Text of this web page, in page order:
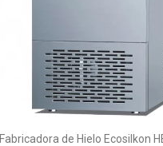
Fabricadora de Hielo Ecosilkon